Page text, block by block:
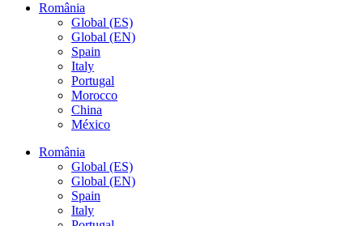
România
Global (ES)
Global (EN)
Spain
Italy
Portugal
Morocco
China
México
România
Global (ES)
Global (EN)
Spain
Italy